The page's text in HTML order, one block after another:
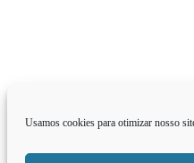
Usamos cookies para otimizar nosso